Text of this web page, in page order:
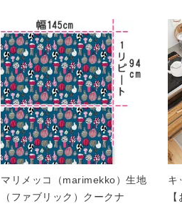
マリメッコ（marimekko）生地
（ファブリック）クークナ
キ